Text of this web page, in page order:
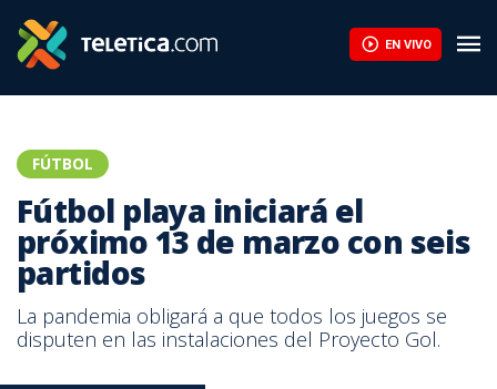
EN VIVO
FÚTBOL
Fútbol playa iniciará el
próximo 13 de marzo con seis
partidos
La pandemia obligará a que todos los juegos se
disputen en las instalaciones del Proyecto Gol.